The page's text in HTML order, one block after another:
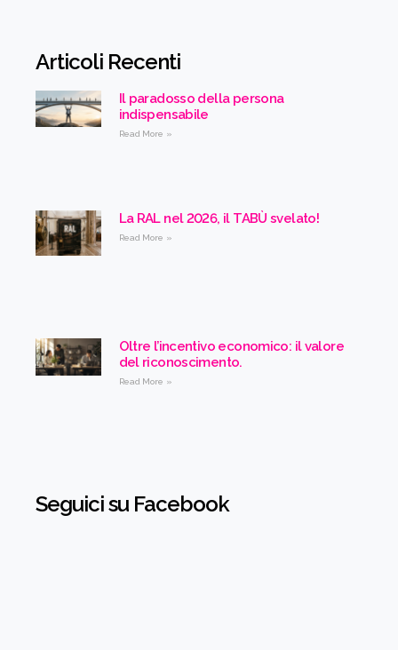
Articoli Recenti
Il paradosso della persona
indispensabile
Read More »
La RAL nel 2026, il TABÙ svelato!
Read More »
Oltre l’incentivo economico: il valore
del riconoscimento.
Read More »
Seguici su Facebook